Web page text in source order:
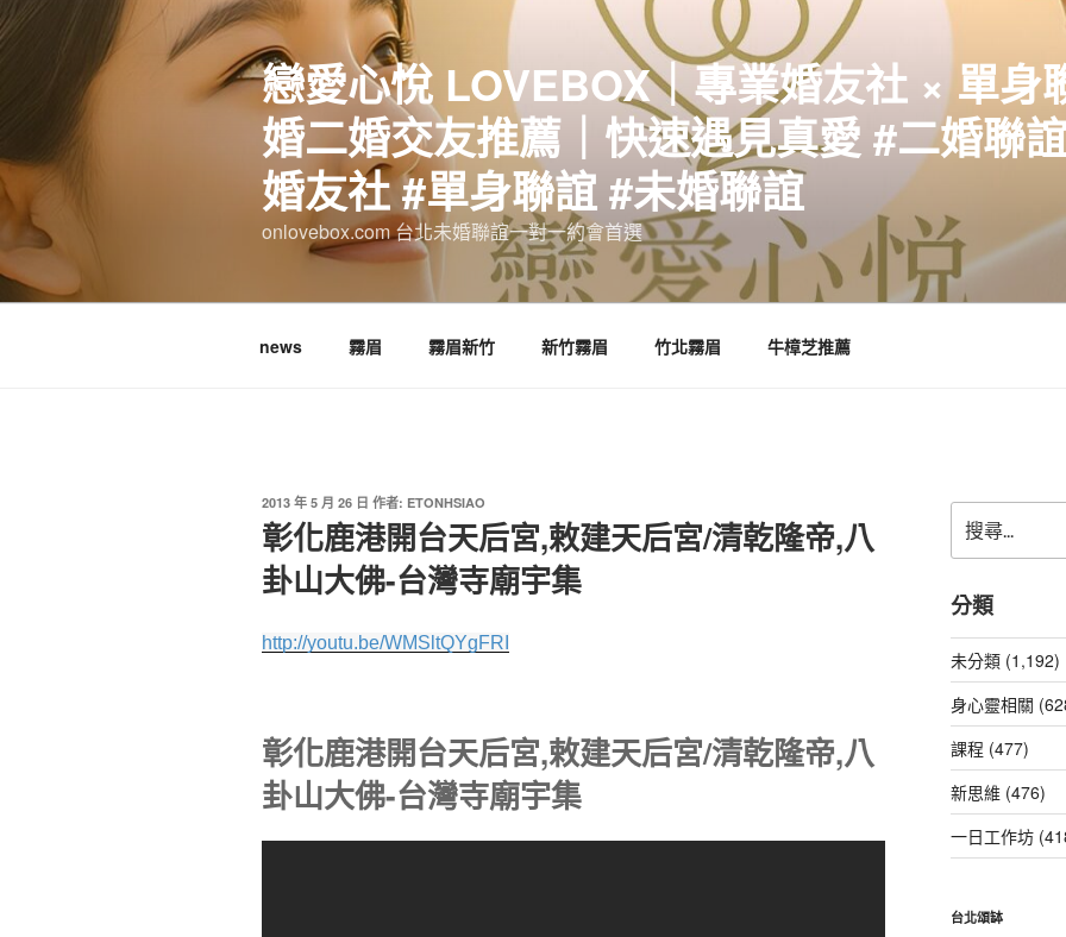
跳
至
容
戀愛心悅 LOVEBOX｜專業婚友社 × 單身
婚二婚交友推薦｜快速遇見真愛 #二婚聯
婚友社 #單身聯誼 #未婚聯誼
onlovebox.com 台北未婚聯誼一對一約會首選
news 霧眉 霧眉新竹 新竹霧眉 竹北霧眉 牛樟芝推薦
發
佈
於
2013 年 5 月 26 日 作者: ETONHSIAO
彰化鹿港開台天后宮,敕建天后宮/清乾隆帝,八
卦山大佛-台灣寺廟宇集
http://youtu.be/WMSltQYgFRI
彰化鹿港開台天后宮,敕建天后宮/清乾隆帝,八
卦山大佛-台灣寺廟宇集
尋
關
鍵
字:
分類
未分類 (1,192)
身心靈相關
課程 (477)
新思維 (476)
一日工作坊
台北頌缽